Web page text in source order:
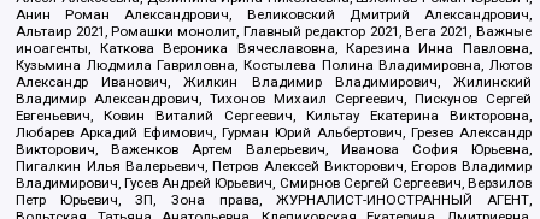
Анин Роман Александрович, Великовский Дмитрий Александрович,
Альтаир 2021, Ромашки монолит, Главный редактор 2021, Вега 2021, Важные
иноагенты, Каткова Вероника Вячеславовна, Карезина Инна Павловна,
Кузьмина Людмила Гавриловна, Костылева Полина Владимировна, Лютов
Александр Иванович, Жилкин Владимир Владимирович, Жилинский
Владимир Александрович, Тихонов Михаил Сергеевич, Пискунов Сергей
Евгеньевич, Ковин Виталий Сергеевич, Кильтау Екатерина Викторовна,
Любарев Аркадий Ефимович, Гурман Юрий Альбертович, Грезев Александр
Викторович, Важенков Артем Валерьевич, Иванова София Юрьевна,
Пигалкин Илья Валерьевич, Петров Алексей Викторович, Егоров Владимир
Владимирович, Гусев Андрей Юрьевич, Смирнов Сергей Сергеевич, Верзилов
Петр Юрьевич, ЗП, Зона права, ЖУРНАЛИСТ-ИНОСТРАННЫЙ АГЕНТ,